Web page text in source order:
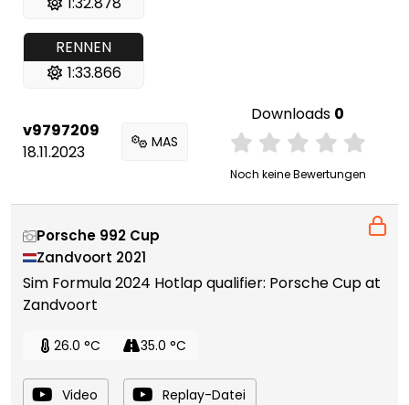
RENNEN
1:33.866
v9797209
18.11.2023
MAS
Downloads 0
Noch keine Bewertungen
Porsche 992 Cup
Zandvoort 2021
Sim Formula 2024 Hotlap qualifier: Porsche Cup at
Zandvoort
26.0 °C 35.0 °C
Video Replay-Datei